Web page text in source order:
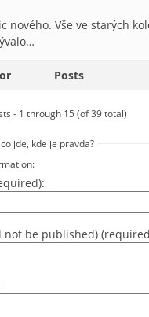
nového. Vše ve starých
Posts
- 1 through 15 (of 39 total)
jde, kde je pravda?
not be published)